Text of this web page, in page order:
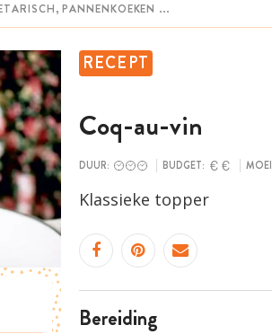
RECEPT
Coq-au-vin
DUUR: BUDGET:
Klassieke topper
bereiding